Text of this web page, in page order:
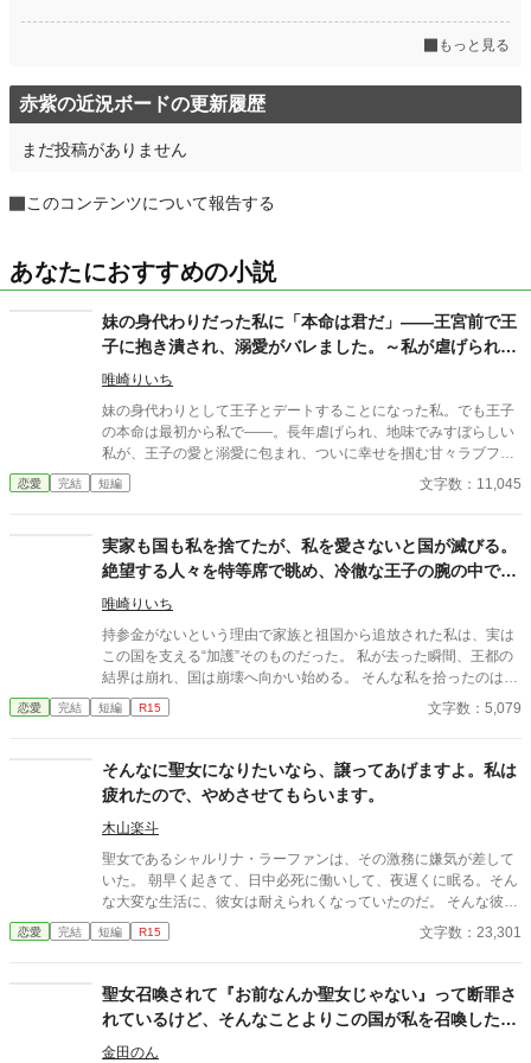
もっと見る
赤紫の近況ボードの更新履歴
まだ投稿がありません
このコンテンツについて報告する
あなたにおすすめの小説
妹の身代わりだった私に「本命は君だ」――王宮前で王
子に抱き潰され、溺愛がバレました。～私が虐げられる
きっかけになった少年が、私と王子を結び付
唯崎りいち
妹の身代わりとして王子とデートすることになった私。でも王子
の本命は最初から私で――。長年虐げられ、地味でみすぼらしい
私が、王子の愛と溺愛に包まれ、ついに幸せを掴む甘々ラブファ
ンタジー。妹や家族との誤解、影武者の存在も絡み、ハラハラと
胸キュンが止まらない物語。
恋愛 完結 短編 文字数：11,045
実家も国も私を捨てたが、私を愛さないと国が滅びる。
絶望する人々を特等席で眺め、冷徹な王子の腕の中で思
考停止する。
唯崎りいち
持参金がないという理由で家族と祖国から追放された私は、実は
この国を支える“加護”そのものだった。 私が去った瞬間、王都の
結界は崩れ、国は崩壊へ向かい始める。 そんな私を拾ったのは、
冷徹と噂される隣国の王子。 「やっと見つけた。お前は俺のもの
だ」 捨てられたはずの私は、気づけば滅びゆく祖国を背に、彼の
恋愛 完結 短編 R15 文字数：5,079
そんなに聖女になりたいなら、譲ってあげますよ。私は
疲れたので、やめさせてもらいます。
木山楽斗
聖女であるシャルリナ・ラーファンは、その激務に嫌気が差して
いた。 朝早く起きて、日中必死に働いして、夜遅くに眠る。そん
な大変な生活に、彼女は耐えられくなっていたのだ。 そんな彼女
の元に、フェルムーナ・エルキアードという令嬢が訪ねて来た。
彼女は、聖女になりたくて仕方ないらしい。 「そんなに聖女にな
ですか？」 「正気ですよ」 最初は懐疑的だったフェルムーナを何
とか説得して、シャルリナは無事に聖女をやめることができた。
こうして、自由の身になったシャルリナは、穏やかな生活を謳歌
するのだった。 ※この作品は「小説家になろう」「カクヨム」
恋愛 完結 短編 R15 文字数：23,301
聖女召喚されて『お前なんか聖女じゃない』って断罪さ
れているけど、そんなことよりこの国が私を召喚したせ
いで滅びそうなのがこわい
金田のん